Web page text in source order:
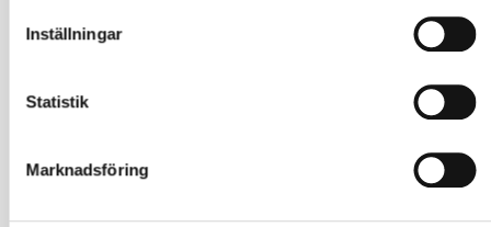
marknadsföring och oklassificerade) du vill acceptera.
Klicka på de olika kategorirubrikerna för att ta reda på mer
blockering av cookies kan påverka din upplevelse av
webbplatsen och de tjänster vi erbjuder. Om du har besökt
cookies kan du alltid radera dem genom att navigera till
Inställningar
Statistik
Marknadsföring